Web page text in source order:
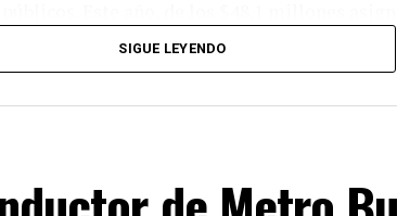
y solo $4.9 millones a inversiones.
$20.1 millones en 2024, frente a los $12
de críticas, especialmente por parte de
SIGUE LEYENDO